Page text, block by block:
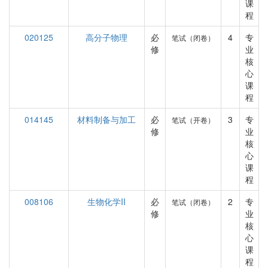
课
程
020125
高分子物理
必
修
笔试（闭卷） 4
专
业
核
心
课
程
014145
材料制备与加工
必
修
笔试（开卷） 3
专
业
核
心
课
程
008106
生物化学II
必
修
笔试（闭卷） 2
专
业
核
心
课
程